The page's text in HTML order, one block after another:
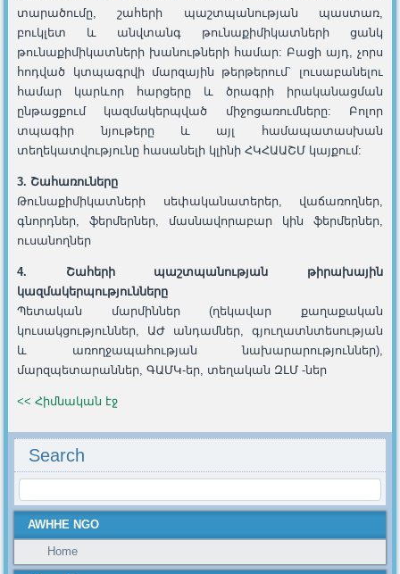
տարածումը, շահերի պաշտպանության պաստառ,
բուկլետ և անվտանգ թունաքիմիկատների ցանկ
թունաքիմիկատների խանութների համար: Բացի այդ, չորս
հոդված կտպագրվի մարզային թերթերում` լուսաբանելու
համար կարևոր հարցերը և ծրագրի իրականացման
ընթացքում կազմակերպված միջոցառումները: Բոլոր
տպագիր նյութերը և այլ համապատասխան
տեղեկատվությունը հասանելի կլինի ՀԿՀԱԱՇՄ կայքում:
3. Շահառուները
Թունաքիմիկատների սեփականատերեր, վաճառողներ,
գնորդներ, ֆերմերներ, մասնավորաբար կին ֆերմերներ,
ուսանողներ
4. Շահերի պաշտպանության թիրախային
կազմակերպությունները
Պետական մարմիններ (ղեկավար քաղաքական
կուսակցություններ, ԱԺ անդամներ, գյուղատնտեսության
և առողջապահության նախարարություններ),
մարզպետարաններ, ԳԱՄԿ-եր, տեղական ԶԼՄ -ներ
<< Հիմնական էջ
Search
AWHHE NGO
Home